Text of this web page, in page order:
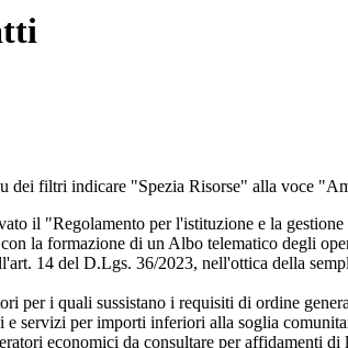
dei filtri indicare "Spezia Risorse" alla voce
il "Regolamento per l'istituzione e la
la formazione di un Albo telematico degli
14 del D.Lgs. 36/2023, nell'ottica della
per i quali sussistano i requisiti di ordine
e servizi per importi inferiori alla soglia
economici da consultare per affidamenti